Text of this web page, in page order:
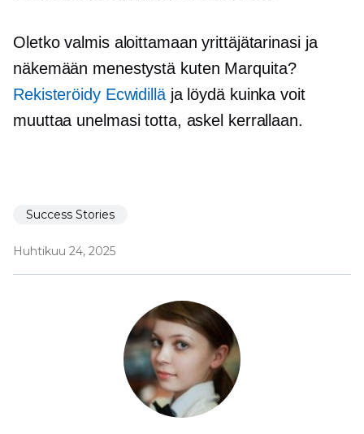
Oletko valmis aloittamaan yrittäjätarinasi ja
näkemään menestystä kuten Marquita?
Rekisteröidy Ecwidilläja löydä kuinka voit
muuttaa unelmasi totta, askel kerrallaan.
Success Stories
Huhtikuu 24, 2025